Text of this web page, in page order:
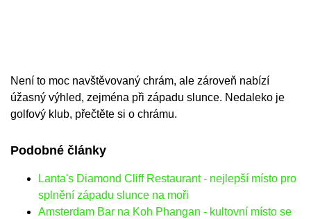
Není to moc navštěvovaný chrám, ale zároveň nabízí
úžasný výhled, zejména při západu slunce. Nedaleko je
golfový klub, přečtěte si o chrámu.
Podobné články
Lanta's Diamond Cliff Restaurant - nejlepší místo pro
splnění západu slunce na moři
Amsterdam Bar na Koh Phangan - kultovní místo se